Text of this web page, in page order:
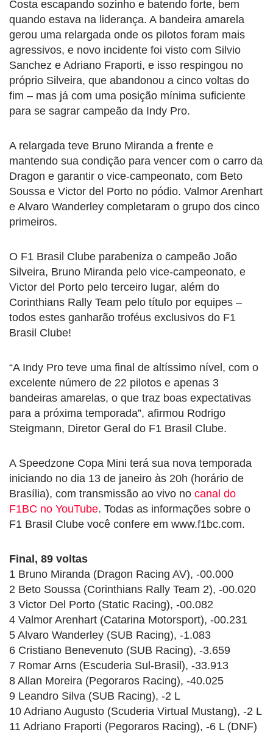
Costa escapando sozinho e batendo forte, bem
quando estava na liderança. A bandeira amarela
gerou uma relargada onde os pilotos foram mais
agressivos, e novo incidente foi visto com Silvio
Sanchez e Adriano Fraporti, e isso respingou no
próprio Silveira, que abandonou a cinco voltas do
fim – mas já com uma posição mínima suficiente
para se sagrar campeão da Indy Pro.
A relargada teve Bruno Miranda a frente e
mantendo sua condição para vencer com o carro da
Dragon e garantir o vice-campeonato, com Beto
Soussa e Victor del Porto no pódio. Valmor Arenhart
e Alvaro Wanderley completaram o grupo dos cinco
primeiros.
O F1 Brasil Clube parabeniza o campeão João
Silveira, Bruno Miranda pelo vice-campeonato, e
Victor del Porto pelo terceiro lugar, além do
Corinthians Rally Team pelo título por equipes –
todos estes ganharão troféus exclusivos do F1
Brasil Clube!
“A Indy Pro teve uma final de altíssimo nível, com o
excelente número de 22 pilotos e apenas 3
bandeiras amarelas, o que traz boas expectativas
para a próxima temporada”, afirmou Rodrigo
Steigmann, Diretor Geral do F1 Brasil Clube.
A Speedzone Copa Mini terá sua nova temporada
iniciando no dia 13 de janeiro às 20h (horário de
Brasília), com transmissão ao vivo no canal do
F1BC no YouTube. Todas as informações sobre o
F1 Brasil Clube você confere em www.f1bc.com.
Final, 89 voltas
1 Bruno Miranda (Dragon Racing AV), -00.000
2 Beto Soussa (Corinthians Rally Team 2), -00.020
3 Victor Del Porto (Static Racing), -00.082
4 Valmor Arenhart (Catarina Motorsport), -00.231
5 Alvaro Wanderley (SUB Racing), -1.083
6 Cristiano Benevenuto (SUB Racing), -3.659
7 Romar Arns (Escuderia Sul-Brasil), -33.913
8 Allan Moreira (Pegoraros Racing), -40.025
9 Leandro Silva (SUB Racing), -2 L
10 Adriano Augusto (Scuderia Virtual Mustang), -2 L
11 Adriano Fraporti (Pegoraros Racing), -6 L (DNF)